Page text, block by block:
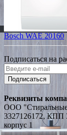
Bosch WAE 20160
Подписаться на
Подписаться
Реквизиты
ООО
3327126172, КПП
корпус 1